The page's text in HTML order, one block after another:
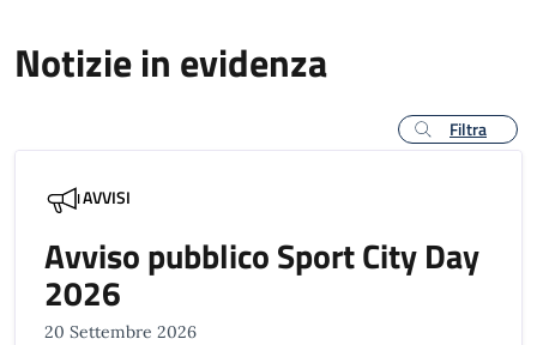
Notizie in evidenza
Filtra
AVVISI
Avviso pubblico Sport City Day
2026
20 Settembre 2026